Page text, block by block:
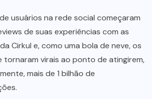
usuários na rede social começaram
de suas experiências com as
Cirkul e, como uma bola de neve, os
tornaram virais ao ponto de atingirem,
mais de 1 bilhão de